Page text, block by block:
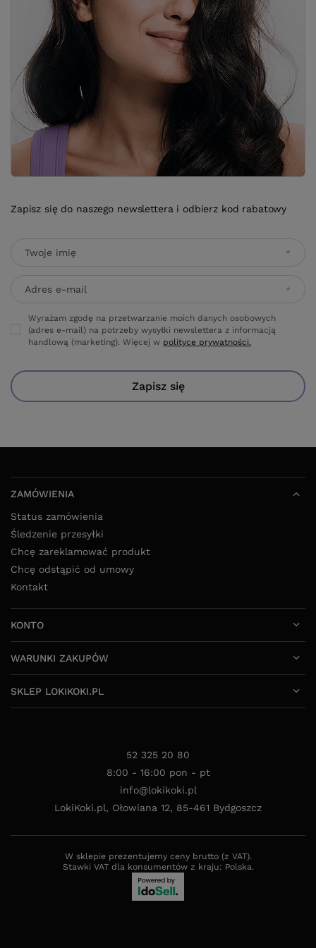
Zapisz się do naszego newslettera i odbierz kod rabatowy
Twoje imię
Adres e-mail
Wyrażam zgodę na przetwarzanie moich danych osobowych
(adres e-mail) na potrzeby wysyłki newslettera z informacją
handlową (marketing). Więcej w polityce prywatności.
Zapisz się
ZAMÓWIENIA
Status zamówienia
Śledzenie przesyłki
Chcę zareklamować produkt
Chcę odstąpić od umowy
Kontakt
KONTO
WARUNKI ZAKUPÓW
SKLEP LOKIKOKI.PL
52 325 20 80
8:00 - 16:00 pon - pt
info@lokikoki.pl
LokiKoki.pl, Ołowiana 12, 85-461 Bydgoszcz
W sklepie prezentujemy ceny brutto (z VAT).
Stawki VAT dla konsumentów z kraju: Polska.